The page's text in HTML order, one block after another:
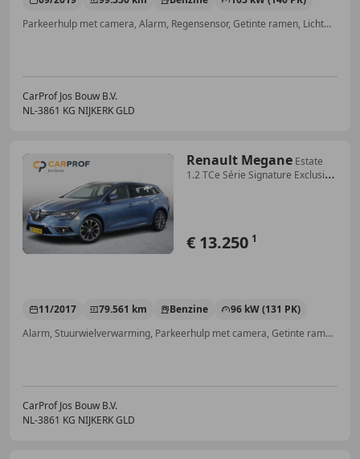
Parkeerhulp met camera, Alarm, Regensensor, Getinte ramen, Lichtmetalen velgen, Verkeersbordherkenning, Lane Departure Warning Systeem, Emergency Brake Assist
CarProf Jos Bouw B.V.
NL-3861 KG NIJKERK GLD
Renault Megane Estate
1.2 TCe Série Signature Exclusiv
€ 13.250 1
11/2017 79.561 km Benzine
96 kW (131 PK)
Alarm, Stuurwielverwarming, Parkeerhulp met camera, Getinte ramen, Apple CarPlay, Navigatiesysteem, Stoelverwarming, Lendensteun
CarProf Jos Bouw B.V.
NL-3861 KG NIJKERK GLD